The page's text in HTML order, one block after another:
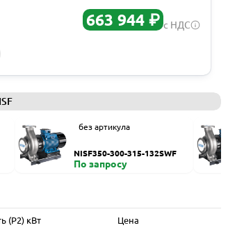
663 944 ₽ с НДС
без артикула
NISF350-300-315-132SWF
По запросу
(P2) кВт Цена